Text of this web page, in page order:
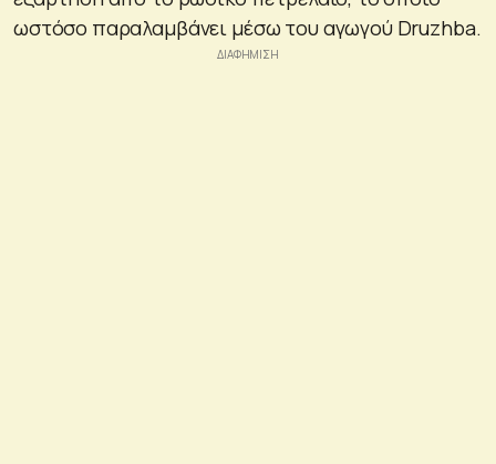
ωστόσο παραλαμβάνει μέσω του αγωγού Druzhba.